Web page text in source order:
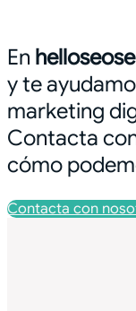
En
y te
marketing
Contacta
cómo
Contacta con